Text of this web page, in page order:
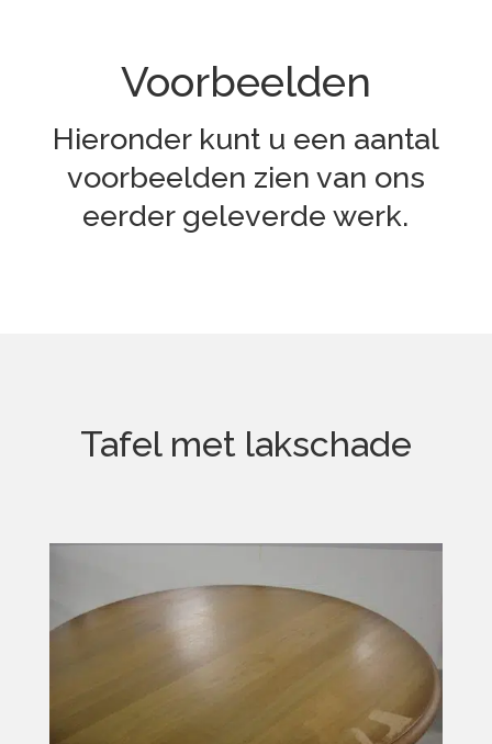
Voorbeelden
Hieronder kunt u een aantal
voorbeelden zien van ons
eerder geleverde werk.
Tafel met lakschade